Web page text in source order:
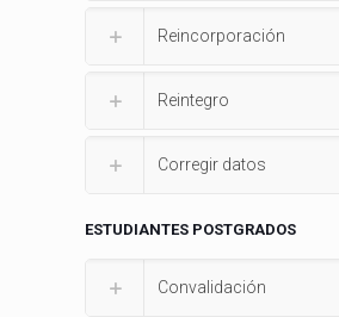
Reincorporación
Reintegro
Corregir datos
ESTUDIANTES POSTGRADOS
Convalidación